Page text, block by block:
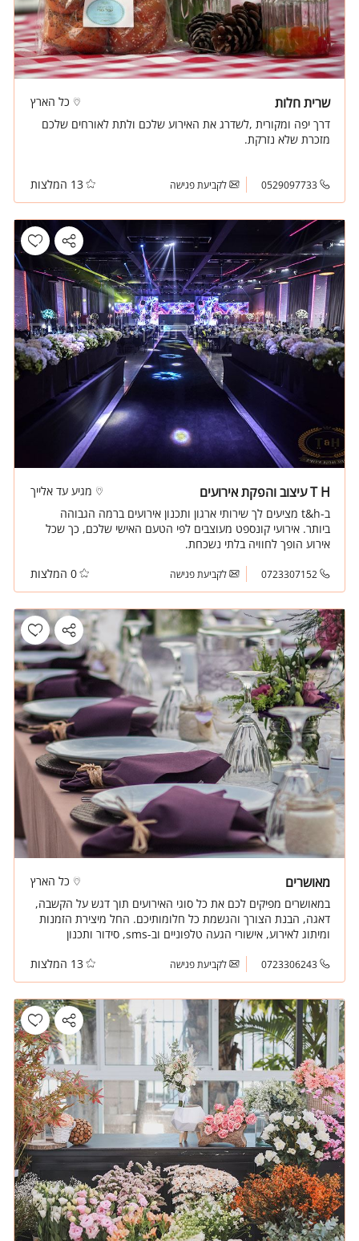
שרית חלות
כל הארץ
דרך יפה ומקורית ,לשדרג את האירוע שלכם ולתת לאורחים שלכם
מזכרת שלא נזרקת.
0529097733 לקביעת פגישה 13 המלצות
T H עיצוב והפקת אירועים
מגיע עד אלייך
ב-t&h מציעים לך שירותי ארגון ותכנון אירועים ברמה הגבוהה
ביותר. אירועי קונספט מעוצבים לפי הטעם האישי שלכם, כך שכל
אירוע הופך לחוויה בלתי נשכחת.
0723307152 לקביעת פגישה 0 המלצות
מאושרים
כל הארץ
במאושרים מפיקים לכם את כל סוגי האירועים תוך דגש על הקשבה,
דאגה, הבנת הצורך והגשמת כל חלומותיכם. החל מיצירת הזמנות
ומיתוג לאירוע, אישורי הגעה טלפוניים וב-sms, סידור ותכנון
0723306243 לקביעת פגישה 13 המלצות